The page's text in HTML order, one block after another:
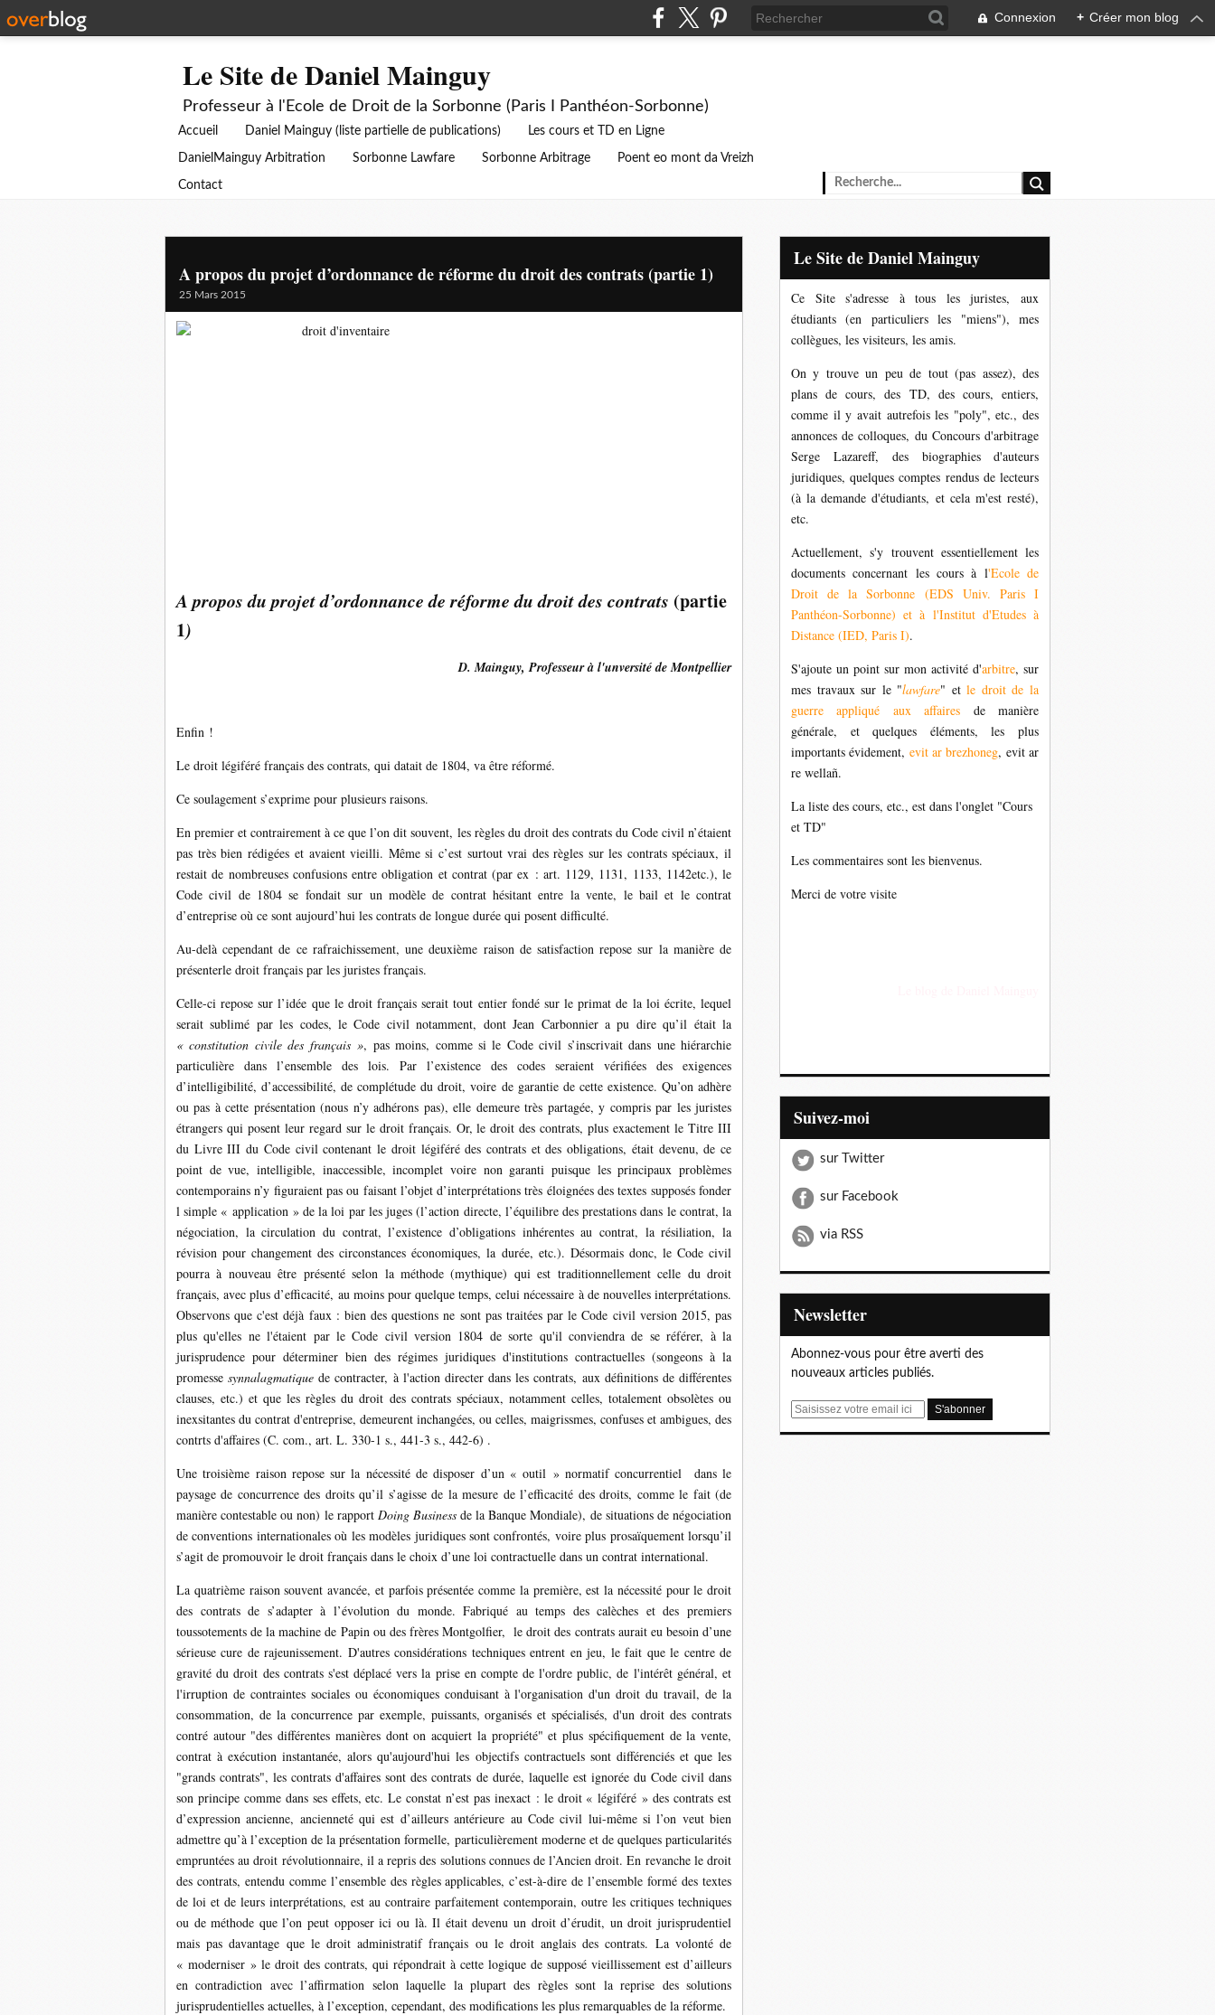
Connexion + Créer mon blog
Le Site de Daniel Mainguy
Professeur à l'Ecole de Droit de la Sorbonne (Paris I Panthéon-Sorbonne)
Accueil Daniel Mainguy (liste partielle de publications) Les cours et TD en Ligne
DanielMainguy Arbitration Sorbonne Lawfare Sorbonne Arbitrage Poent eo mont da Vreizh
Contact
A propos du projet d’ordonnance de réforme du droit des contrats (partie 1)
25 Mars 2015
A propos du projet d’ordonnance de réforme du droit des contrats (partie
1)
D. Mainguy, Professeur à l'unversité de Montpellier
Enfin !
Le droit légiféré français des contrats, qui datait de 1804, va être réformé.
Ce soulagement s’exprime pour plusieurs raisons.
En premier et contrairement à ce que l’on dit souvent, les règles du droit des contrats du Code civil n’étaient
pas très bien rédigées et avaient vieilli. Même si c’est surtout vrai des règles sur les contrats spéciaux, il
restait de nombreuses confusions entre obligation et contrat (par ex : art. 1129, 1131, 1133, 1142etc.), le
Code civil de 1804 se fondait sur un modèle de contrat hésitant entre la vente, le bail et le contrat
d’entreprise où ce sont aujourd’hui les contrats de longue durée qui posent difficulté.
Au-delà cependant de ce rafraichissement, une deuxième raison de satisfaction repose sur la manière de
présenterle droit français par les juristes français.
Celle-ci repose sur l’idée que le droit français serait tout entier fondé sur le primat de la loi écrite, lequel
serait sublimé par les codes, le Code civil notamment, dont Jean Carbonnier a pu dire qu’il était la
« constitution civile des français », pas moins, comme si le Code civil s’inscrivait dans une hiérarchie
particulière dans l’ensemble des lois. Par l’existence des codes seraient vérifiées des exigences
d’intelligibilité, d’accessibilité, de complétude du droit, voire de garantie de cette existence. Qu’on adhère
ou pas à cette présentation (nous n’y adhérons pas), elle demeure très partagée, y compris par les juristes
étrangers qui posent leur regard sur le droit français. Or, le droit des contrats, plus exactement le Titre III
du Livre III du Code civil contenant le droit légiféré des contrats et des obligations, était devenu, de ce
point de vue, intelligible, inaccessible, incomplet voire non garanti puisque les principaux problèmes
contemporains n’y figuraient pas ou faisant l’objet d’interprétations très éloignées des textes supposés fonder
l simple « application » de la loi par les juges (l’action directe, l’équilibre des prestations dans le contrat, la
négociation, la circulation du contrat, l’existence d’obligations inhérentes au contrat, la résiliation, la
révision pour changement des circonstances économiques, la durée, etc.). Désormais donc, le Code civil
pourra à nouveau être présenté selon la méthode (mythique) qui est traditionnellement celle du droit
français, avec plus d’efficacité, au moins pour quelque temps, celui nécessaire à de nouvelles interprétations.
Observons que c'est déjà faux : bien des questions ne sont pas traitées par le Code civil version 2015, pas
plus qu'elles ne l'étaient par le Code civil version 1804 de sorte qu'il conviendra de se référer, à la
jurisprudence pour déterminer bien des régimes juridiques d'institutions contractuelles (songeons à la
promessesynnalagmatiquede contracter, à l'action directer dans les contrats, aux définitions de différentes
clauses, etc.) et que les règles du droit des contrats spéciaux, notamment celles, totalement obsolètes ou
inexsitantes du contrat d'entreprise, demeurent inchangées, ou celles, maigrissmes, confuses et ambigues, des
contrts d'affaires (C. com., art. L. 330-1 s., 441-3 s., 442-6) .
Une troisième raison repose sur la nécessité de disposer d’un « outil » normatif concurrentiel dans le
paysage de concurrence des droits qu’il s’agisse de la mesure de l’efficacité des droits, comme le fait (de
manière contestable ou non) le rapport Doing Businessde la Banque Mondiale), de situations de négociation
de conventions internationales où les modèles juridiques sont confrontés, voire plus prosaïquement lorsqu’il
s’agit de promouvoir le droit français dans le choix d’une loi contractuelle dans un contrat international.
La quatrième raison souvent avancée, et parfois présentée comme la première, est la nécessité pour le droit
des contrats de s’adapter à l’évolution du monde. Fabriqué au temps des calèches et des premiers
toussotements de la machine de Papin ou des frères Montgolfier, le droit des contrats aurait eu besoin d’une
sérieuse cure de rajeunissement. D'autres considérations techniques entrent en jeu, le fait que le centre de
gravité du droit des contrats s'est déplacé vers la prise en compte de l'ordre public, de l'intérêt général, et
l'irruption de contraintes sociales ou économiques conduisant à l'organisation d'un droit du travail, de la
consommation, de la concurrence par exemple, puissants, organisés et spécialisés, d'un droit des contrats
contré autour "des différentes manières dont on acquiert la propriété" et plus spécifiquement de la vente,
contrat à exécution instantanée, alors qu'aujourd'hui les objectifs contractuels sont différenciés et que les
"grands contrats", les contrats d'affaires sont des contrats de durée, laquelle est ignorée du Code civil dans
son principe comme dans ses effets, etc. Le constat n’est pas inexact : le droit « légiféré » des contrats est
d’expression ancienne, ancienneté qui est d’ailleurs antérieure au Code civil lui-même si l’on veut bien
admettre qu’à l’exception de la présentation formelle, particulièrement moderne et de quelques particularités
empruntées au droit révolutionnaire, il a repris des solutions connues de l’Ancien droit. En revanche le droit
des contrats, entendu comme l’ensemble des règles applicables, c’est-à-dire de l’ensemble formé des textes
de loi et de leurs interprétations, est au contraire parfaitement contemporain, outre les critiques techniques
ou de méthode que l’on peut opposer ici ou là. Il était devenu un droit d’érudit, un droit jurisprudentiel
mais pas davantage que le droit administratif français ou le droit anglais des contrats. La volonté de
« moderniser » le droit des contrats, qui répondrait à cette logique de supposé vieillissement est d’ailleurs
en contradiction avec l’affirmation selon laquelle la plupart des règles sont la reprise des solutions
jurisprudentielles actuelles, à l’exception, cependant, des modifications les plus remarquables de la réforme.
Le Site de Daniel Mainguy
Ce Site s'adresse à tous les juristes, aux
étudiants (en particuliers les "miens"), mes
collègues, les visiteurs, les amis.
On y trouve un peu de tout (pas assez), des
plans de cours, des TD, des cours, entiers,
comme il y avait autrefois les "poly", etc., des
annonces de colloques, du Concours d'arbitrage
Serge Lazareff, des biographies d'auteurs
juridiques, quelques comptes rendus de lecteurs
(à la demande d'étudiants, et cela m'est resté),
etc.
Actuellement, s'y trouvent essentiellement les
documents concernant les cours à l'Ecole de
Droit de la Sorbonne (EDS Univ. Paris I
Panthéon-Sorbonne) et à l'Institut d'Etudes à
Distance (IED, Paris I).
S'ajoute un point sur mon activité d'arbitre, sur
mes travaux sur le "lawfare" etle droit de la
guerre appliqué aux affaires de manière
générale, et quelques éléments, les plus
importants évidement, evit ar brezhoneg, evit ar
re wellañ.
La liste des cours, etc., est dans l'onglet "Cours
et TD"
Les commentaires sont les bienvenus.
Merci de votre visite
Suivez-moi
sur Twitter
sur Facebook
via RSS
Newsletter
Abonnez-vous pour être averti des
nouveaux articles publiés.
E